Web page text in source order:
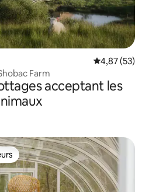
Évaluation
4,87 (53)
Farm
acceptant les
les plus appréciés